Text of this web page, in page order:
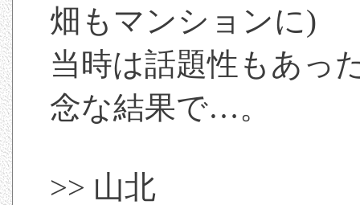
畑もマンションに)
当時は話題性もあっ
念な結果で…。
>> 山北